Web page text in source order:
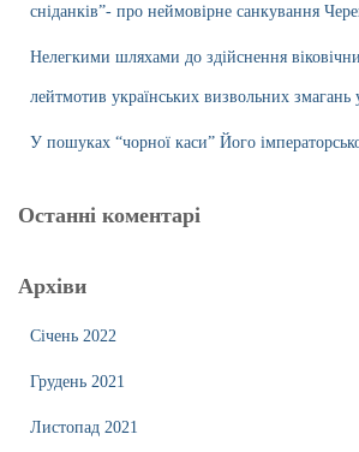
сніданків”- про неймовірне санкування
Нелегкими шляхами до здійснення
лейтмотив українських визвольних
У пошуках “чорної каси” Його
Останні коментарі
Архіви
Січень 2022
Грудень 2021
Листопад 2021